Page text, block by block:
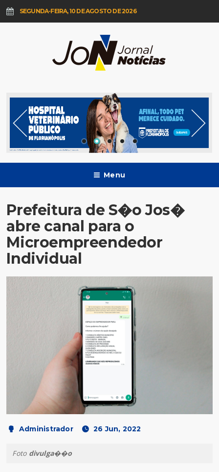
SEGUNDA-FEIRA, 10 DE AGOSTO DE 2026
Menu
Prefeitura de S�o Jos�
abre canal para o
Microempreendedor
Individual
Administrador 26 Jun, 2022
Foto divulga��o